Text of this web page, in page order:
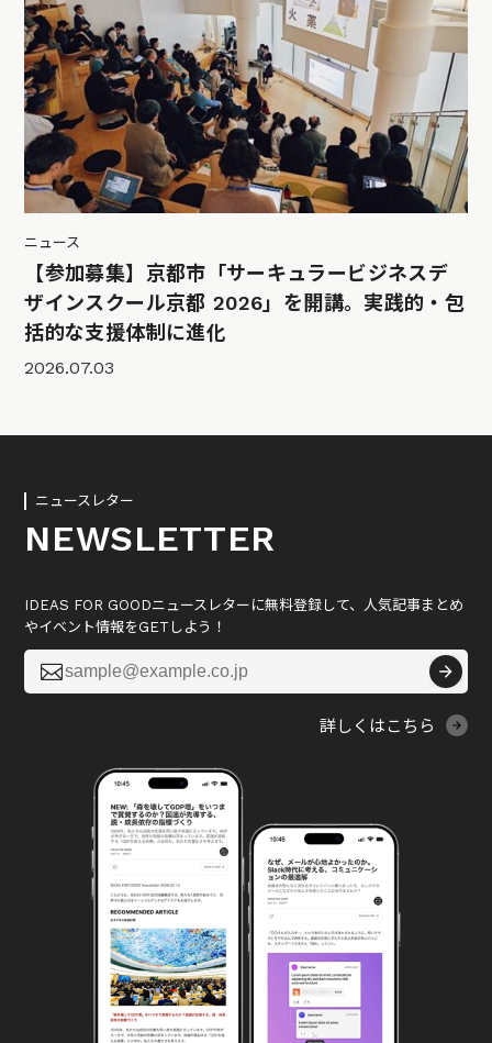
ニュース
【参加募集】京都市「サーキュラービジネスデ
ザインスクール京都 2026」を開講。実践的・包
括的な支援体制に進化
2026.07.03
ニュースレター
NEWSLETTER
IDEAS FOR GOODニュースレターに無料登録して、人気記事まとめ
やイベント情報をGETしよう！

詳しくはこちら